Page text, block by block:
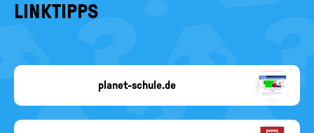
LINKTIPPS
planet-schule.de